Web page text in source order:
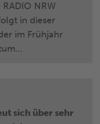
Geschichten
und Hörer,
Kinder und
Familien
NRW
in dieser
im Frühjahr
sich über sehr